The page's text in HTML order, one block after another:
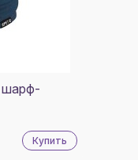
шарф-
Купить